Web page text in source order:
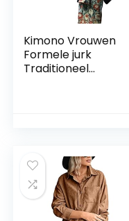
Kimono Vrouwen
Formele jurk
Traditioneel